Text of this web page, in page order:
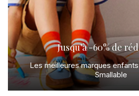
Soldes
Smallable
Jusqu’à -60% de
Les meilleures marques
Smallable